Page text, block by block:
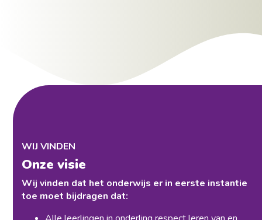
WIJ VINDEN
Onze visie
Wij vinden dat het onderwijs er in eerste instantie
toe moet bijdragen dat: